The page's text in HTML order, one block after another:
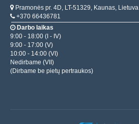
Pramonės pr. 4D, LT-51329, Kaunas, Lietuva
+370 66436781
Darbo laikas
9:00 - 18:00 (I - IV)
9:00 - 17:00 (V)
10:00 - 14:00 (VI)
Nedirbame (VII)
(Dirbame be pietų pertraukos)